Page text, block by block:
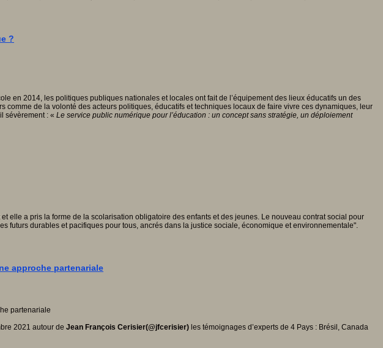
?
en 2014, les politiques publiques nationales et locales ont fait de l’équipement des lieux éducatifs un des
de la volonté des acteurs politiques, éducatifs et techniques locaux de faire vivre ces dynamiques, leur
sévèrement : « Le service public numérique pour l’éducation : un concept sans stratégie, un déploiement
elle a pris la forme de la scolarisation obligatoire des enfants et des jeunes. Le nouveau contrat social pour
futurs durables et pacifiques pour tous, ancrés dans la justice sociale, économique et environnementale".
approche partenariale
2021 autour de Jean François Cerisier(@jfcerisier) les témoignages d’experts de 4 Pays : Brésil, Canada